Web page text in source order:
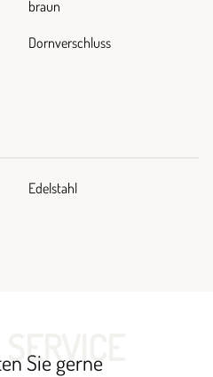
braun
Dornverschluss
Edelstahl
Sie gerne